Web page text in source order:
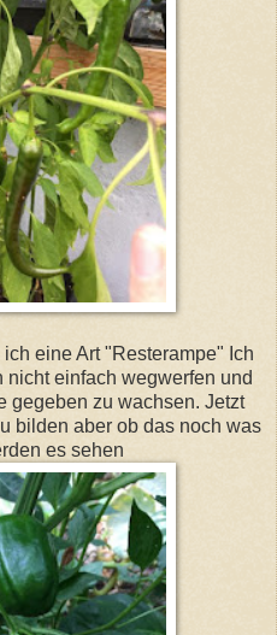
eine Art "Resterampe" Ich
einfach wegwerfen und
gegeben zu wachsen. Jetzt
bilden aber ob das noch was
es sehen